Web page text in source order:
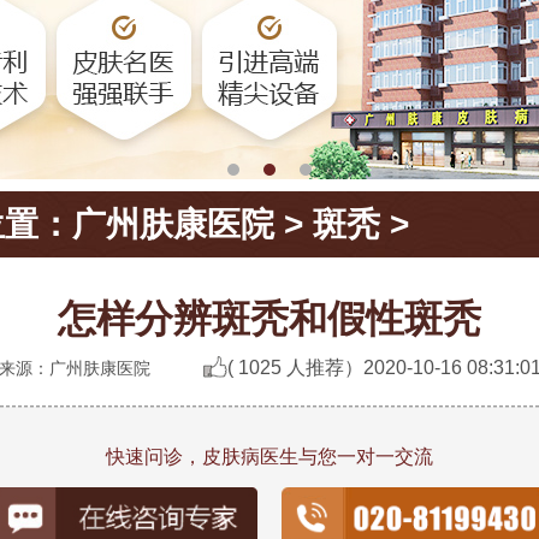
： 广州肤康医院> 斑秃 >
怎样分辨斑秃和假性斑秃
源：广州肤康医院 ( 1025 人推荐） 2020-10-16
快速问诊，皮肤病医生与您一对一交流